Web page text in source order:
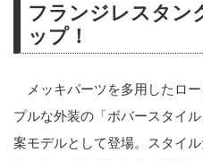
フランジレスタン
ップ！
メッキパーツを多用したロ
プルな外装の「ボバースタイ
案モデルとして登場。スタイ